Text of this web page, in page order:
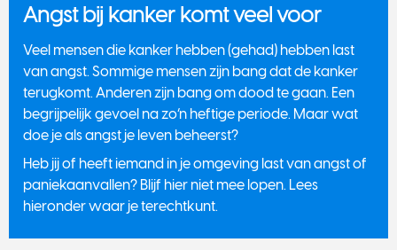
Angst bij kanker komt veel voor
Veel mensen die kanker hebben (gehad) hebben last
van angst. Sommige mensen zijn bang dat de kanker
terugkomt. Anderen zijn bang om dood te gaan. Een
begrijpelijk gevoel na zo’n heftige periode. Maar wat
doe je als angst je leven beheerst?
Heb jij of heeft iemand in je omgeving last van angst of
paniekaanvallen? Blijf hier niet mee lopen. Lees
hieronder waar je terechtkunt.